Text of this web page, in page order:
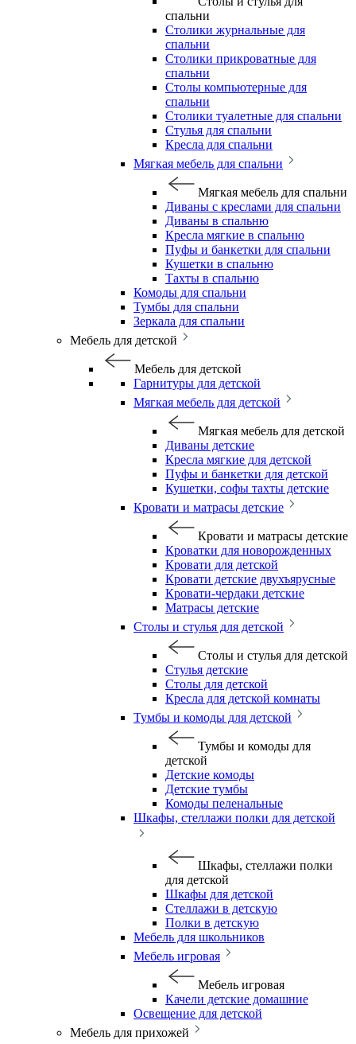
спальни
Столики журнальные для
спальни
Столики прикроватные для
спальни
Столы компьютерные для
спальни
Столики туалетные для спальни
Стулья для спальни
Кресла для спальни
Мягкая мебель для спальни
Мягкая мебель для спальни
Диваны с креслами для спальни
Диваны в спальню
Кресла мягкие в спальню
Пуфы и банкетки для спальни
Кушетки в спальню
Тахты в спальню
Комоды для спальни
Тумбы для спальни
Зеркала для спальни
Мебель для детской
Мебель для детской
Гарнитуры для детской
Мягкая мебель для детской
Мягкая мебель для детской
Диваны детские
Кресла мягкие для детской
Пуфы и банкетки для детской
Кушетки, софы тахты детские
Кровати и матрасы детские
Кровати и матрасы детские
Кроватки для новорожденных
Кровати для детской
Кровати детские двухъярусные
Кровати-чердаки детские
Матрасы детские
Столы и стулья для детской
Столы и стулья для детской
Стулья детские
Столы для детской
Кресла для детской комнаты
Тумбы и комоды для детской
Тумбы и комоды для
детской
Детские комоды
Детские тумбы
Комоды пеленальные
Шкафы, стеллажи полки для детской
Шкафы, стеллажи полки
для детской
Шкафы для детской
Стеллажи в детскую
Полки в детскую
Мебель для школьников
Мебель игровая
Мебель игровая
Качели детские домашние
Освещение для детской
Мебель для прихожей